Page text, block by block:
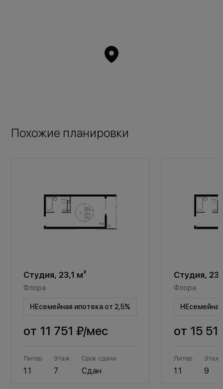
Похожие планировки
Студия, 23,1 м²
Флора
НЕсемейная ипотека от 2,5%
от 11 751 ₽/мес
Литер
1.1
Этаж
7
Срок сдачи
Сдан
Студия,
Флора
от 15
Литер
1.1
Этаж
9